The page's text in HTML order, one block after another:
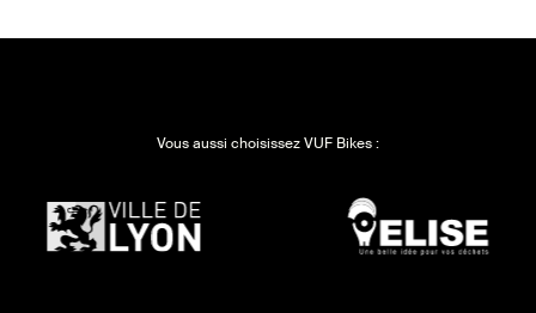
Vous aussi choisissez VUF Bikes :